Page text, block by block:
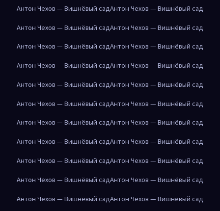
Антон Чехов — Вишнёвый садАнтон Чехов — Вишнёвый сад
Антон Чехов — Вишнёвый садАнтон Чехов — Вишнёвый сад
Антон Чехов — Вишнёвый садАнтон Чехов — Вишнёвый сад
Антон Чехов — Вишнёвый садАнтон Чехов — Вишнёвый сад
Антон Чехов — Вишнёвый садАнтон Чехов — Вишнёвый сад
Антон Чехов — Вишнёвый садАнтон Чехов — Вишнёвый сад
Антон Чехов — Вишнёвый садАнтон Чехов — Вишнёвый сад
Антон Чехов — Вишнёвый садАнтон Чехов — Вишнёвый сад
Антон Чехов — Вишнёвый садАнтон Чехов — Вишнёвый сад
Антон Чехов — Вишнёвый садАнтон Чехов — Вишнёвый сад
Антон Чехов — Вишнёвый садАнтон Чехов — Вишнёвый сад